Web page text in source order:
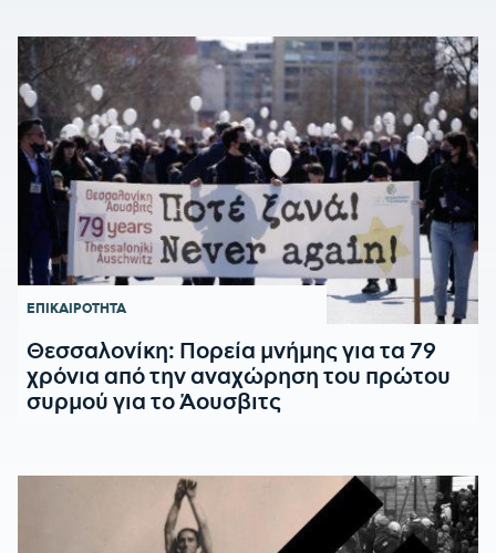
ΕΠΙΚΑΙΡΟΤΗΤΑ
Θεσσαλονίκη: Πορεία μνήμης για τα 79
χρόνια από την αναχώρηση του πρώτου
συρμού για το Άουσβιτς